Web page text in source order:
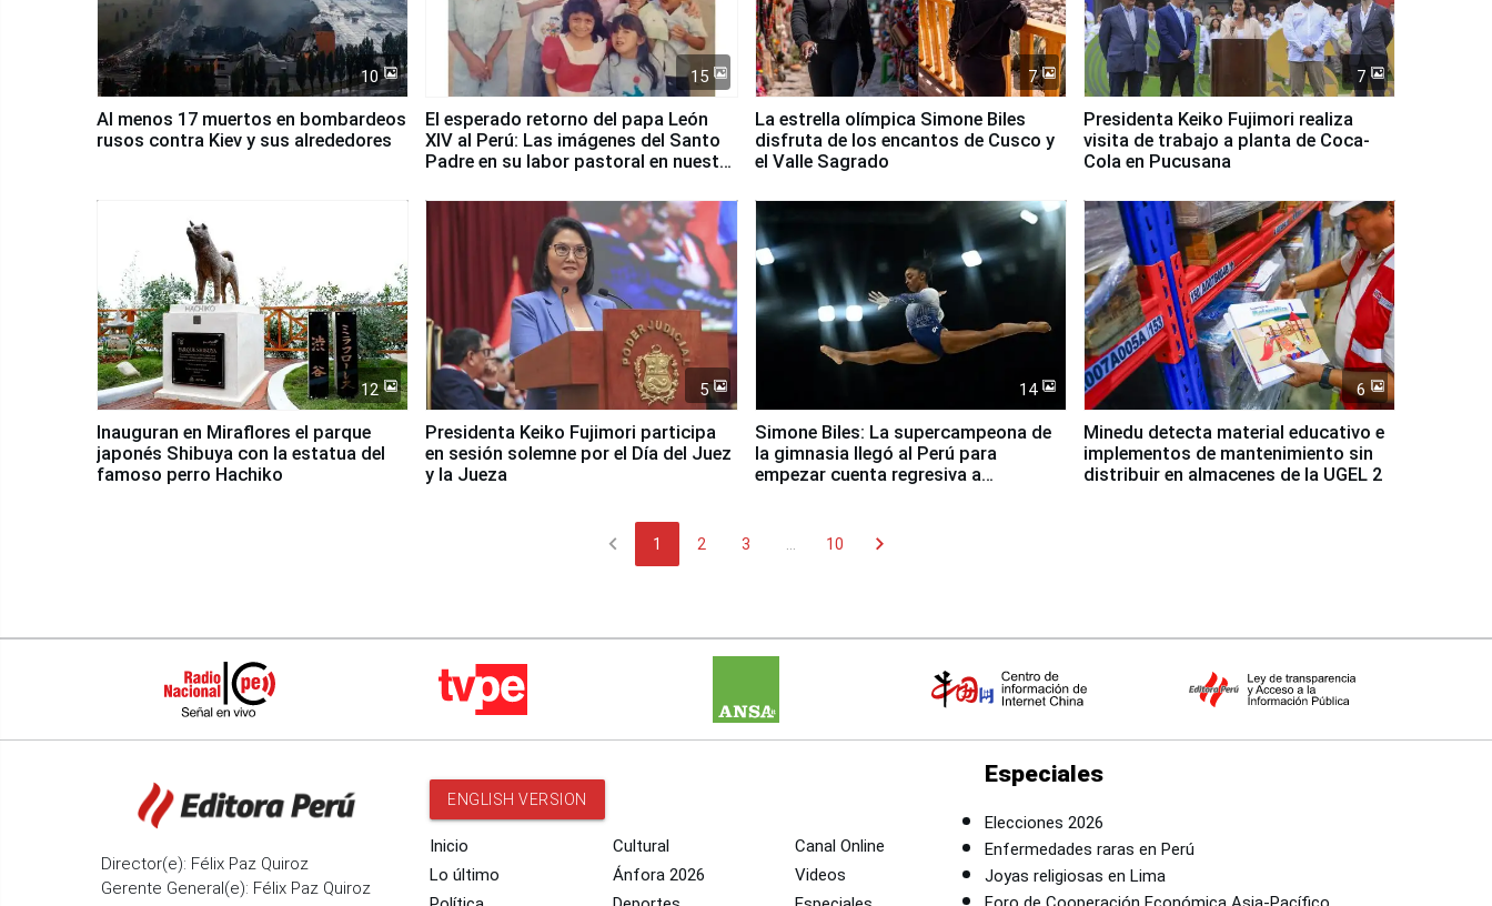
10
Al menos 17 muertos en bombardeos
rusos contra Kiev y sus alrededores
15
El esperado retorno del papa León
XIV al Perú: Las imágenes del Santo
Padre en su labor pastoral en nuestro
7
La estrella olímpica Simone Biles
disfruta de los encantos de Cusco y
el Valle Sagrado
7
Presidenta Keiko Fujimori realiza
visita de trabajo a planta de Coca-
Cola en Pucusana
12
Inauguran en Miraflores el parque
japonés Shibuya con la estatua del
famoso perro Hachiko
5
Presidenta Keiko Fujimori participa
en sesión solemne por el Día del Juez
y la Jueza
14
Simone Biles: La supercampeona de
la gimnasia llegó al Perú para
empezar cuenta regresiva a
6
Minedu detecta material educativo e
implementos de mantenimiento sin
distribuir en almacenes de la UGEL 2
chevron_left 1 2 3 10 chevron_right
Director(e): Félix Paz Quiroz
Gerente General(e): Félix Paz Quiroz
ENGLISH VERSION
Inicio
Lo último
Cultural
Ánfora 2026
Canal Online
Videos
Especiales
Elecciones 2026
Enfermedades raras en Perú
Joyas religiosas en Lima